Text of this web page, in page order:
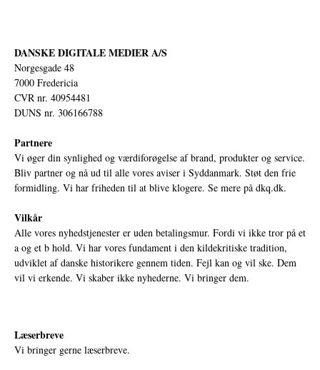
DANSKE DIGITALE MEDIER A/S
Norgesgade 48
7000 Fredericia
CVR nr. 40954481
DUNS nr. 306166788
Partnere
Vi øger din synlighed og værdiforøgelse af brand, produkter og service.
Bliv partner og nå ud til alle vores aviser i Syddanmark. Støt den frie
formidling. Vi har friheden til at blive klogere. Se mere på dkq.dk.
Vilkår
Alle vores nyhedstjenester er uden betalingsmur. Fordi vi ikke tror på et
a og et b hold. Vi har vores fundament i den kildekritiske tradition,
udviklet af danske historikere gennem tiden. Fejl kan og vil ske. Dem
vil vi erkende. Vi skaber ikke nyhederne. Vi bringer dem.
Læserbreve
Vi bringer gerne læserbreve.